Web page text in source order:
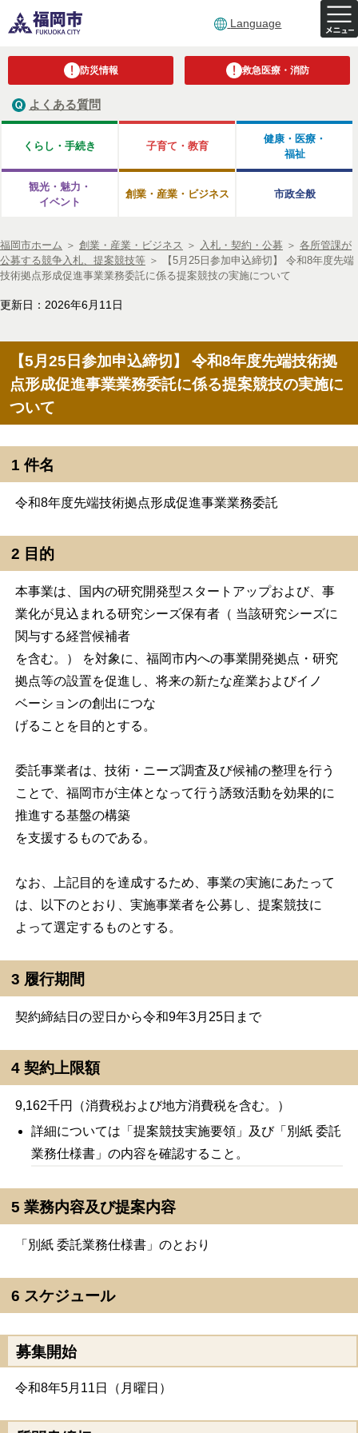
Language
防災情報 救急医療・消防
よくある質問
くらし・手続き 子育て・教育
健康・医療・
福祉
観光・魅力・
イベント
創業・産業・ビジネス 市政全般
福岡市ホーム ＞ 創業・産業・ビジネス ＞ 入札・契約・公募 ＞ 各所管課が
公募する競争入札、提案競技等 ＞
【5月25日参加申込締切】 令和8年度先端
技術拠点形成促進事業業務委託に係る提案競技の実施について
更新日：2026年6月11日
【5月25日参加申込締切】 令和8年度先端技術拠
点形成促進事業業務委託に係る提案競技の実施に
ついて
1 件名
令和8年度先端技術拠点形成促進事業業務委託
2 目的
本事業は、国内の研究開発型スタートアップおよび、事
業化が見込まれる研究シーズ保有者（ 当該研究シーズに
関与する経営候補者
を含む。） を対象に、福岡市内への事業開発拠点・研究
拠点等の設置を促進し、将来の新たな産業およびイノ
ベーションの創出につな
げることを目的とする。
委託事業者は、技術・ニーズ調査及び候補の整理を行う
ことで、福岡市が主体となって行う誘致活動を効果的に
推進する基盤の構築
を支援するものである。
なお、上記目的を達成するため、事業の実施にあたって
は、以下のとおり、実施事業者を公募し、提案競技に
よって選定するものとする。
3 履行期間
契約締結日の翌日から令和9年3月25日まで
4 契約上限額
9,162千円（消費税および地方消費税を含む。）
詳細については「提案競技実施要領」及び「別紙 委託
業務仕様書」の内容を確認すること。
5 業務内容及び提案内容
「別紙 委託業務仕様書」のとおり
6 スケジュール
募集開始
令和8年5月11日（月曜日）